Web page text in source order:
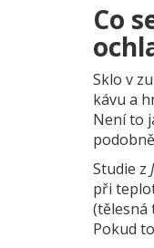
Co
Sklo v
kávu a
Není to
Studie z
při
(tělesná
Pokud